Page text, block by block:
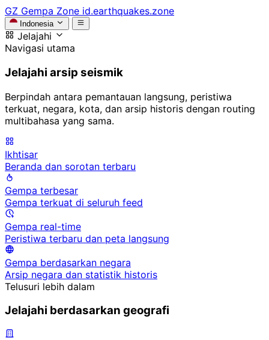
GZ Gempa Zone id.earthquakes.zone
Indonesia
Jelajahi
Navigasi utama
Jelajahi arsip seismik
Berpindah antara pemantauan langsung, peristiwa
terkuat, negara, kota, dan arsip historis dengan routing
multibahasa yang sama.
Ikhtisar
Beranda dan sorotan terbaru
Gempa terbesar
Gempa terkuat di seluruh feed
Gempa real-time
Peristiwa terbaru dan peta langsung
Gempa berdasarkan negara
Arsip negara dan statistik historis
Telusuri lebih dalam
Jelajahi berdasarkan geografi